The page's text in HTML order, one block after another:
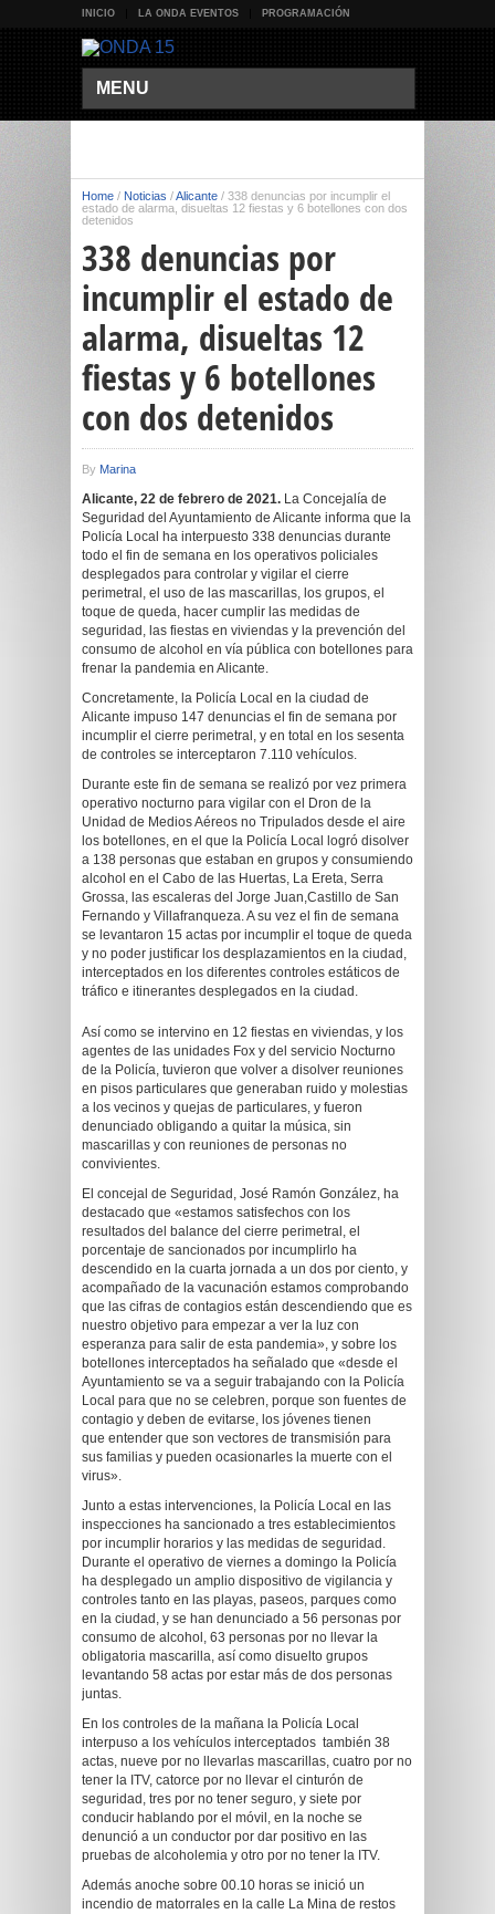
INICIO LA ONDA EVENTOS PROGRAMACIÓN
MENU
Home / Noticias /Alicante / 338 denuncias por incumplir el
estado de alarma, disueltas 12 fiestas y 6 botellones con dos
detenidos
338 denuncias por
incumplir el estado de
alarma, disueltas 12
fiestas y 6 botellones
con dos detenidos
By Marina
Alicante, 22 de febrero de 2021. La Concejalía de
Seguridad del Ayuntamiento de Alicante informa que la
Policía Local ha interpuesto 338 denuncias durante
todo el fin de semana en los operativos policiales
desplegados para controlar y vigilar el cierre
perimetral, el uso de las mascarillas, los grupos, el
toque de queda, hacer cumplir las medidas de
seguridad, las fiestas en viviendas y la prevención del
consumo de alcohol en vía pública con botellones para
frenar la pandemia en Alicante.
Concretamente, la Policía Local en la ciudad de
Alicante impuso 147 denuncias el fin de semana por
incumplir el cierre perimetral, y en total en los sesenta
de controles se interceptaron 7.110 vehículos.
Durante este fin de semana se realizó por vez primera
operativo nocturno para vigilar con el Dron de la
Unidad de Medios Aéreos no Tripulados desde el aire
los botellones, en el que la Policía Local logró disolver
a 138 personas que estaban en grupos y consumiendo
alcohol en el Cabo de las Huertas, La Ereta, Serra
Grossa, las escaleras del Jorge Juan,Castillo de San
Fernando y Villafranqueza. A su vez el fin de semana
se levantaron 15 actas por incumplir el toque de queda
y no poder justificar los desplazamientos en la ciudad,
interceptados en los diferentes controles estáticos de
tráfico e itinerantes desplegados en la ciudad.
Así como se intervino en 12 fiestas en viviendas, y los
agentes de las unidades Fox y del servicio Nocturno
de la Policía, tuvieron que volver a disolver reuniones
en pisos particulares que generaban ruido y molestias
a los vecinos y quejas de particulares, y fueron
denunciado obligando a quitar la música, sin
mascarillas y con reuniones de personas no
convivientes.
El concejal de Seguridad, José Ramón González, ha
destacado que «estamos satisfechos con los
resultados del balance del cierre perimetral, el
porcentaje de sancionados por incumplirlo ha
descendido en la cuarta jornada a un dos por ciento, y
acompañado de la vacunación estamos comprobando
que las cifras de contagios están descendiendo que es
nuestro objetivo para empezar a ver la luz con
esperanza para salir de esta pandemia», y sobre los
botellones interceptados ha señalado que «desde el
Ayuntamiento se va a seguir trabajando con la Policía
Local para que no se celebren, porque son fuentes de
contagio y deben de evitarse, los jóvenes tienen
que entender que son vectores de transmisión para
sus familias y pueden ocasionarles la muerte con el
virus».
Junto a estas intervenciones, la Policía Local en las
inspecciones ha sancionado a tres establecimientos
por incumplir horarios y las medidas de seguridad.
Durante el operativo de viernes a domingo la Policía
ha desplegado un amplio dispositivo de vigilancia y
controles tanto en las playas, paseos, parques como
en la ciudad, y se han denunciado a 56 personas por
consumo de alcohol, 63 personas por no llevar la
obligatoria mascarilla, así como disuelto grupos
levantando 58 actas por estar más de dos personas
juntas.
En los controles de la mañana la Policía Local
interpuso a los vehículos interceptados también 38
actas, nueve por no llevarlas mascarillas, cuatro por no
tener la ITV, catorce por no llevar el cinturón de
seguridad, tres por no tener seguro, y siete por
conducir hablando por el móvil, en la noche se
denunció a un conductor por dar positivo en las
pruebas de alcoholemia y otro por no tener la ITV.
Además anoche sobre 00.10 horas se inició un
incendio de matorrales en la calle La Mina de restos